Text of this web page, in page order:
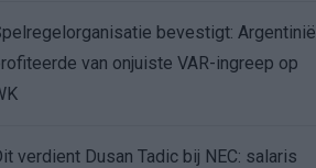
bevestigt: Argentinië
van onjuiste VAR-ingreep op
verdient Dusan Tadic bij NEC: salaris